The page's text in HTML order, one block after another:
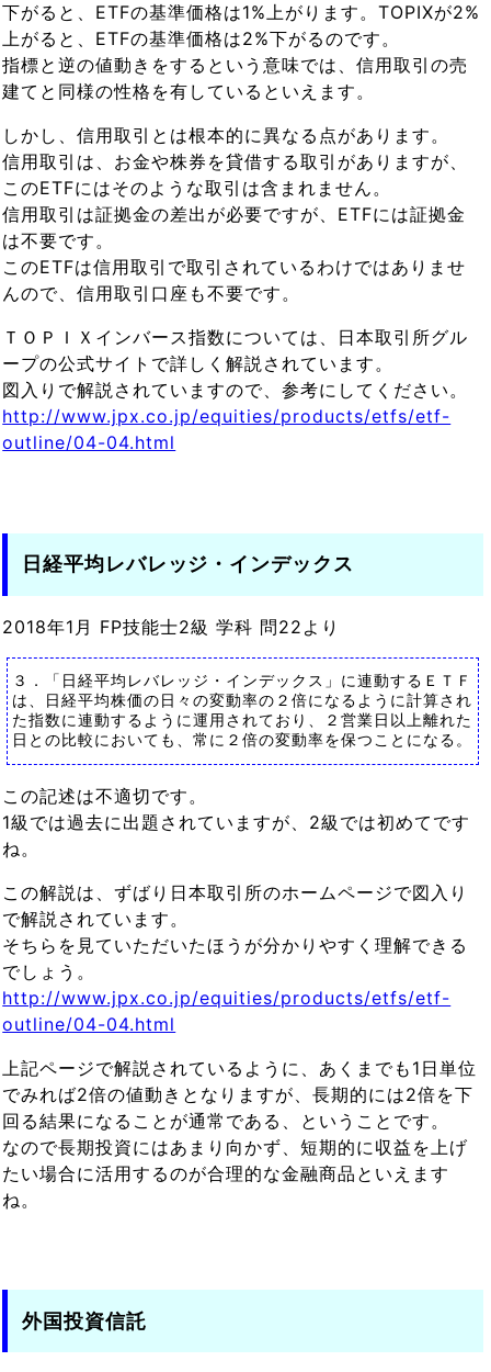
下がると、ETFの基準価格は1%上がります。TOPIXが2%
上がると、ETFの基準価格は2%下がるのです。
指標と逆の値動きをするという意味では、信用取引の売
建てと同様の性格を有しているといえます。
しかし、信用取引とは根本的に異なる点があります。
信用取引は、お金や株券を貸借する取引がありますが、
このETFにはそのような取引は含まれません。
信用取引は証拠金の差出が必要ですが、ETFには証拠金
は不要です。
このETFは信用取引で取引されているわけではありませ
んので、信用取引口座も不要です。
ＴＯＰＩＸインバース指数については、日本取引所グル
ープの公式サイトで詳しく解説されています。
図入りで解説されていますので、参考にしてください。
http://www.jpx.co.jp/equities/products/etfs/etf-
outline/04-04.html
日経平均レバレッジ・インデックス
2018年1月 FP技能士2級 学科 問22より
３．「日経平均レバレッジ・インデックス」に連動するＥＴＦ
は、日経平均株価の日々の変動率の２倍になるように計算され
た指数に連動するように運用されており、２営業日以上離れた
日との比較においても、常に２倍の変動率を保つことになる。
この記述は不適切です。
1級では過去に出題されていますが、2級では初めてです
ね。
この解説は、ずばり日本取引所のホームページで図入り
で解説されています。
そちらを見ていただいたほうが分かりやすく理解できる
でしょう。
http://www.jpx.co.jp/equities/products/etfs/etf-
outline/04-04.html
上記ページで解説されているように、あくまでも1日単位
でみれば2倍の値動きとなりますが、長期的には2倍を下
回る結果になることが通常である、ということです。
なので長期投資にはあまり向かず、短期的に収益を上げ
たい場合に活用するのが合理的な金融商品といえます
ね。
外国投資信託